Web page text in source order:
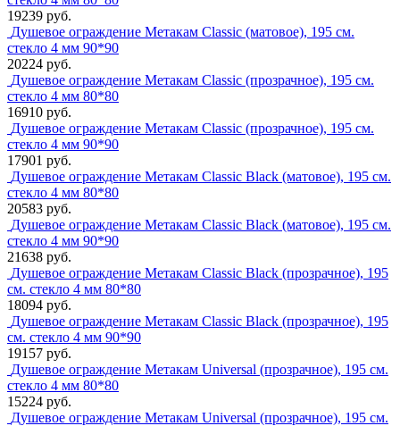
19239 руб.
Душевое ограждение Метакам Classic (матовое), 195 см.
стекло 4 мм 90*90
20224 руб.
Душевое ограждение Метакам Classic (прозрачное), 195 см.
стекло 4 мм 80*80
16910 руб.
Душевое ограждение Метакам Classic (прозрачное), 195 см.
стекло 4 мм 90*90
17901 руб.
Душевое ограждение Метакам Classic Black (матовое), 195 см.
стекло 4 мм 80*80
20583 руб.
Душевое ограждение Метакам Classic Black (матовое), 195 см.
стекло 4 мм 90*90
21638 руб.
Душевое ограждение Метакам Classic Black (прозрачное), 195
см. стекло 4 мм 80*80
18094 руб.
Душевое ограждение Метакам Classic Black (прозрачное), 195
см. стекло 4 мм 90*90
19157 руб.
Душевое ограждение Метакам Universal (прозрачное), 195 см.
стекло 4 мм 80*80
15224 руб.
Душевое ограждение Метакам Universal (прозрачное), 195 см.